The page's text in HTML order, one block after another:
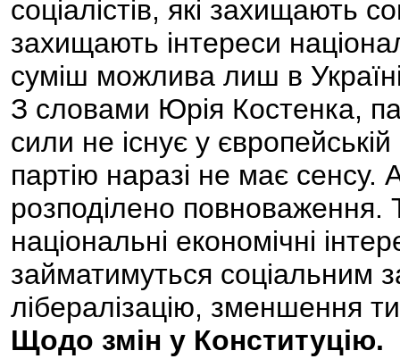
соціалістів, які захищають
захищають інтереси
суміш можлива лиш в
З словами Юрія Костенка,
сили не існує у
партію наразі не має сенсу.
розподілено повноваження.
національні економічні
займатимуться соціальним
лібералізацію, зменшення
Щодо змін у Конституцію.